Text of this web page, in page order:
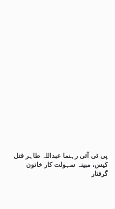
پی ٹی آئی رہنما عبداللہ طاہر قتل
کیس، مبینہ سہولت کار خاتون
گرفتار